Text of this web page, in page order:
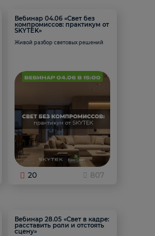
Вебинар 04.06 «Свет без
компромиссов: практикум от
SKYTEK»
Живой разбор световых решений
20 807
Вебинар 28.05 «Свет в кадре:
расставить роли и отстоять
сцену»